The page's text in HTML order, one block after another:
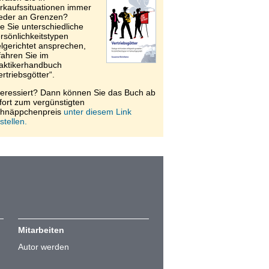
immer
an Grenzen?
Sie unterschiedliche
ansprechen,
Sie im
Dann können Sie das Buch ab
zum vergünstigten
unter diesem Link
Mitarbeiten
Autor werden